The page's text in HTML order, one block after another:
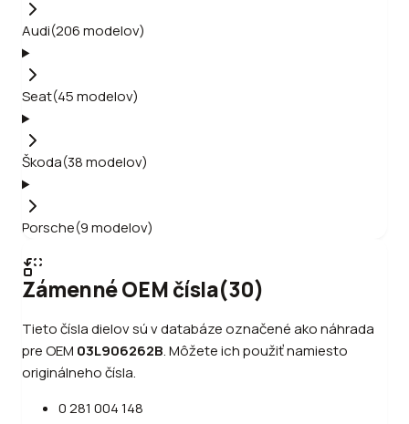
Audi(206modelov)
Seat(45modelov)
Škoda(38modelov)
Porsche(9modelov)
Zámenné OEM čísla(30)
Tieto čísla dielov sú v databáze označené ako náhrada
pre OEM 03L906262B.Môžete ich použiť namiesto
originálneho čísla.
0 281 004 148